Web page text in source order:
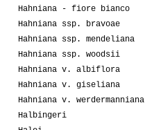
Hahniana - fiore bianco
Hahniana ssp. bravoae
Hahniana ssp. mendeliana
Hahniana ssp. woodsii
Hahniana v. albiflora
Hahniana v. giseliana
Hahniana v. werdermanniana
Halbingeri